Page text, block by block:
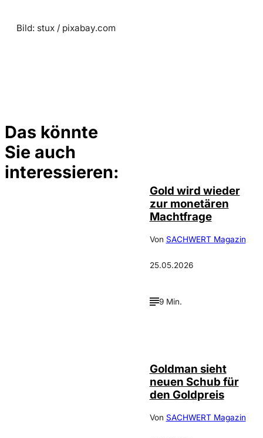
Bild: stux / pixabay.com
Das könnte
Sie auch
interessieren:
Gold wird wieder
zur monetären
Machtfrage
Von SACHWERT Magazin
25.05.2026
9 Min.
Goldman sieht
neuen Schub für
den Goldpreis
Von SACHWERT Magazin